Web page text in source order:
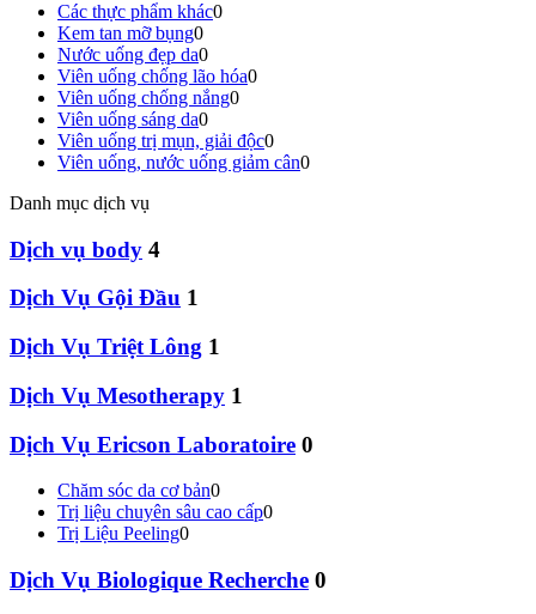
Các thực phẩm khác0
Kem tan mỡ bụng0
Nước uống đẹp da0
Viên uống chống lão hóa0
Viên uống chống nắng0
Viên uống sáng da0
Viên uống trị mụn, giải độc0
Viên uống, nước uống giảm cân0
Danh mục dịch vụ
Dịch vụ body 4
Dịch Vụ Gội Đầu 1
Dịch Vụ Triệt Lông 1
Dịch Vụ Mesotherapy 1
Dịch Vụ Ericson Laboratoire 0
Chăm sóc da cơ bản0
Trị liệu chuyên sâu cao cấp0
Trị Liệu Peeling0
Dịch Vụ Biologique Recherche 0